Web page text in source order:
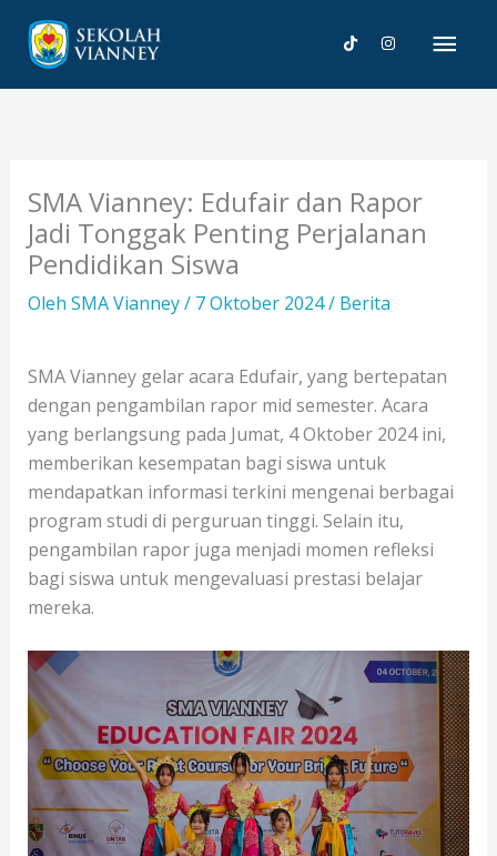
konten
SMA Vianney: Edufair dan Rapor
Jadi Tonggak Penting Perjalanan
Pendidikan Siswa
Oleh SMA Vianney/ 7 Oktober 2024/ Berita
SMA Vianney gelar acara Edufair, yang bertepatan
dengan pengambilan rapor mid semester. Acara
yang berlangsung pada Jumat, 4 Oktober 2024 ini,
memberikan kesempatan bagi siswa untuk
mendapatkan informasi terkini mengenai berbagai
program studi di perguruan tinggi. Selain itu,
pengambilan rapor juga menjadi momen refleksi
bagi siswa untuk mengevaluasi prestasi belajar
mereka.